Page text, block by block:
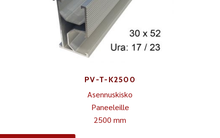
PV-T-K2500
Asennuskisko
Paneeleille
2500 mm